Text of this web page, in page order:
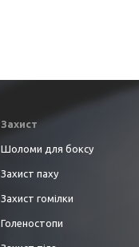
Захист
Шоломи для боксу
Захист паху
Захист гомілки
Голеностопи